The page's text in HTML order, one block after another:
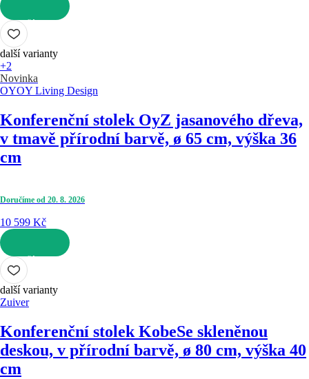
DO KOŠÍKU
další varianty
+2
Novinka
OYOY Living Design
Konferenční stolek OyZ jasanového dřeva,
v tmavě přírodní barvě, ø 65 cm, výška 36
cm
Doručíme od 20. 8. 2026
10 599 Kč
DO KOŠÍKU
další varianty
Zuiver
Konferenční stolek KobeSe skleněnou
deskou, v přírodní barvě, ø 80 cm, výška 40
cm